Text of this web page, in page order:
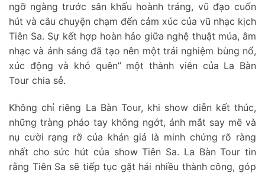
ngỡ ngàng trước sân khấu hoành tráng, vũ đạo cuốn
hút và câu chuyện chạm đến cảm xúc của vũ nhạc kịch
Tiên Sa. Sự kết hợp hoàn hảo giữa nghệ thuật múa, âm
nhạc và ánh sáng đã tạo nên một trải nghiệm bùng nổ,
xúc động và khó quên” một thành viên của La Bàn
Tour chia sẻ.
Không chỉ riêng La Bàn Tour, khi show diễn kết thúc,
những tràng pháo tay không ngớt, ánh mắt say mê và
nụ cười rạng rỡ của khán giả là minh chứng rõ ràng
nhất cho sức hút của show Tiên Sa. La Bàn Tour tin
rằng Tiên Sa sẽ tiếp tục gặt hái nhiều thành công, góp